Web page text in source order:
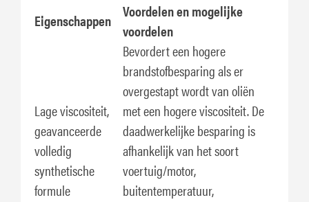
Eigenschappen Voordelen en mogelijke
voordelen
Lage viscositeit,
geavanceerde
volledig
synthetische
formule
Bevordert een hogere
brandstofbesparing als er
overgestapt wordt van oliën
met een hogere viscositeit. De
daadwerkelijke besparing is
afhankelijk van het soort
voertuig/motor,
buitentemperatuur,